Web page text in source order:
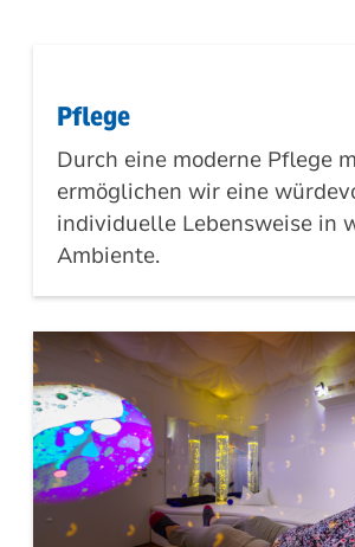
Pflege
Durch eine moderne Pflege
ermöglichen wir eine
individuelle Lebensweise in
Ambiente.